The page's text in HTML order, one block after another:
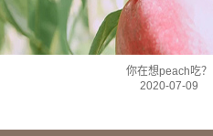
你在想peach吃？
2020-07-09